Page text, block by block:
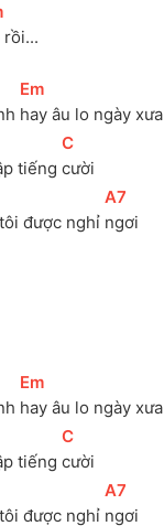
rồi...
[Em
hay âu lo ngày xưa
tiếng
[
C
cười
được nghỉ
[
A7
ngơi
[Em
hay âu lo ngày xưa
tiếng
[
C
cười
được nghỉ
[
A7
ngơi